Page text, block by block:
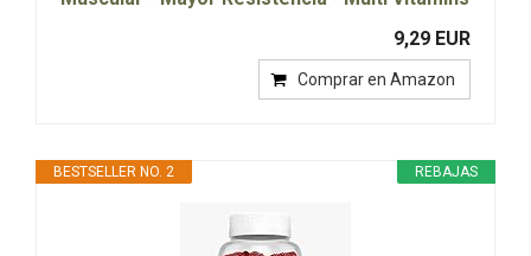
9,29 EUR
Comprar en Amazon
REBAJAS
BESTSELLER NO. 2